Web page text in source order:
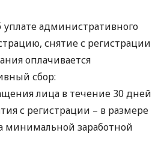
административного
снятие с регистрации
оплачивается
сбор:
лица в течение 30 дней
с регистрации – в размере
минимальной заработной